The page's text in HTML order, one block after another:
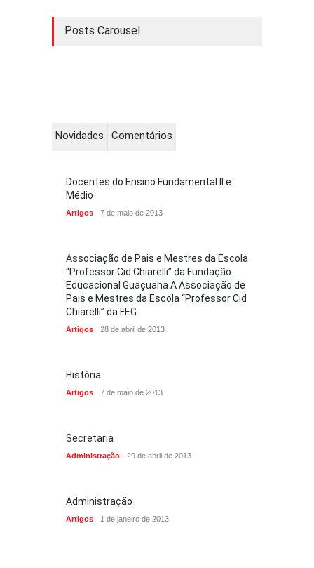
Posts Carousel
Novidades Comentários
Docentes do Ensino Fundamental II e
Médio
Artigos 7 de maio de 2013
Associação de Pais e Mestres da Escola
“Professor Cid Chiarelli” da Fundação
Educacional Guaçuana A Associação de
Pais e Mestres da Escola “Professor Cid
Chiarelli” da FEG
Artigos 28 de abril de 2013
História
Artigos 7 de maio de 2013
Secretaria
Administração 29 de abril de 2013
Administração
Artigos 1 de janeiro de 2013